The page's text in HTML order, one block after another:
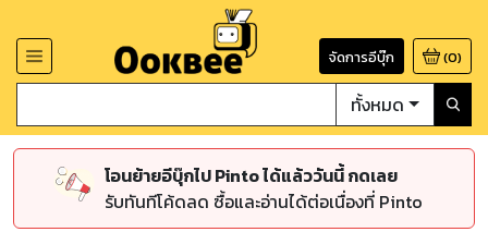
จัดการอีบุ๊ก (0)
ทั้งหมด
โอนย้ายอีบุ๊กไป Pinto ได้แล้ววันนี้ กดเลย
รับทันทีโค้ดลด ซื้อและอ่านได้ต่อเนื่องที่ Pinto